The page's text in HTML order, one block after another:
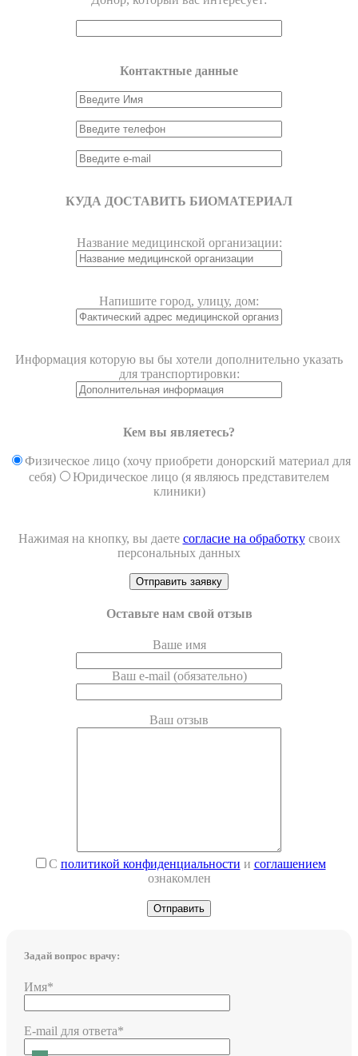
Контактные данные
КУДА ДОСТАВИТЬ БИОМАТЕРИАЛ
Название медицинской организации:
Напишите город, улицу, дом:
Информация которую вы бы хотели дополнительно указать
для транспортировки:
Кем вы являетесь?
Физическое лицо (хочу приобрети донорский материал для
себя)
Юридическое лицо (я являюсь представителем
клиники)
Нажимая на кнопку, вы даете согласие на обработкусвоих
персональных данных
Оставьте нам свой отзыв
Ваше имя
Ваш e-mail (обязательно)
Ваш отзыв
С политикой конфиденциальности и соглашением
ознакомлен
Задай вопрос врачу:
Имя*
E-mail для ответа*